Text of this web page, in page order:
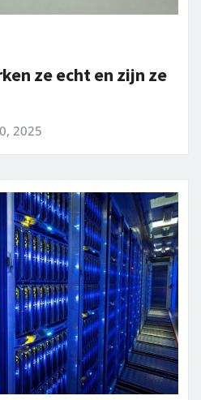
ze echt en zijn ze
2025